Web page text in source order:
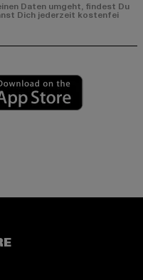
Daten umgeht, findest Du
Dich jederzeit kostenfei